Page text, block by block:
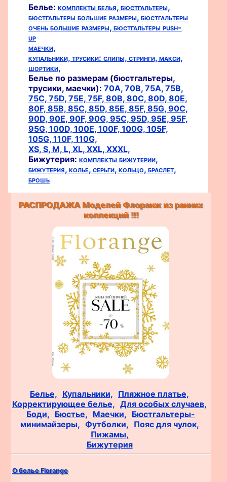
Белье: комплекты белья, бюстгальтеры,
бюстгальтеры большие размеры, бюстгальтеры
очень большие размеры, бюстгальтеры push-
up
маечки,
купальники, трусики: слипы, стринги, макси,
шортики,
Белье по размерам (бюстгальтеры,
трусики, маечки): 70A, 70B, 75A, 75B,
75C, 75D, 75E, 75F, 80B, 80C, 80D, 80E,
80F, 85B, 85C, 85D, 85E, 85F, 85G, 90C,
90D, 90E, 90F, 90G, 95C, 95D, 95E, 95F,
95G, 100D, 100E, 100F, 100G, 105F,
105G, 110F, 110G,
XS, S, M, L, XL, XXL, XXXL,
Бижутерия: комплекты бижутерии,
бижутерия, колье, серьги, кольцо, браслет,
брошь
РАСПРОДАЖА Моделей Флоранж из ранних
коллекций !!!
Белье, Купальники, Пляжное платье,
Корректирующее белье, Для особых случаев,
Боди, Бюстье, Маечки, Бюстгальтеры-
минимайзеры, Футболки, Пояс для чулок,
Пижамы,
Бижутерия
О белье Florange